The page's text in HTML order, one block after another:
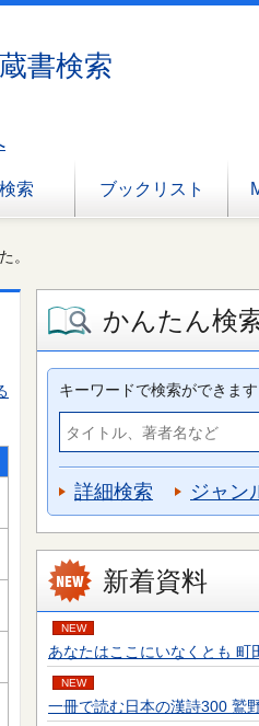
書検索
索 ブックリスト
。
かんたん検
キーワードで検索ができます
詳細検索 ジャン
新着資料
NEW
あなたはここにいなくとも
NEW
一冊で読む日本の漢詩300 鷲